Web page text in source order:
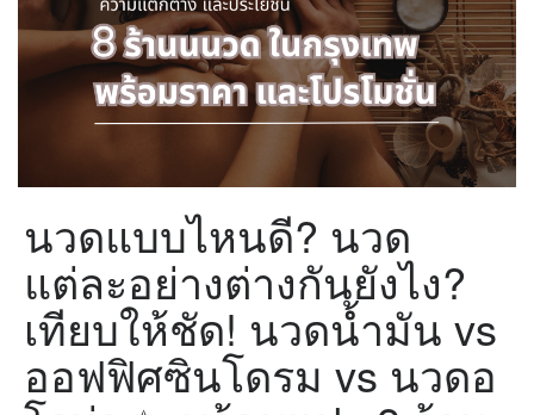
นวดแบบไหนดี? นวด
แต่ละอย่างต่างกันยังไง?
เทียบให้ชัด! นวดน้ำมัน vs
ออฟฟิศซินโดรม vs นวดอ